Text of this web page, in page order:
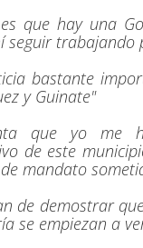
que hay una
seguir trabajando
bastante
y Guinate"
que yo me
de este
mandato
de demostrar
se empiezan a